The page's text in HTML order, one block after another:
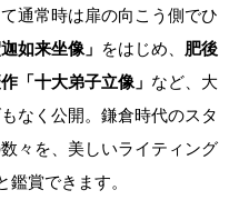
通常時は扉の向こう側でひ
如来坐像」 をはじめ、 肥後
「十大弟子立像」 など、大
なく公開。鎌倉時代のスタ
々を、美しいライティング
鑑賞できます。